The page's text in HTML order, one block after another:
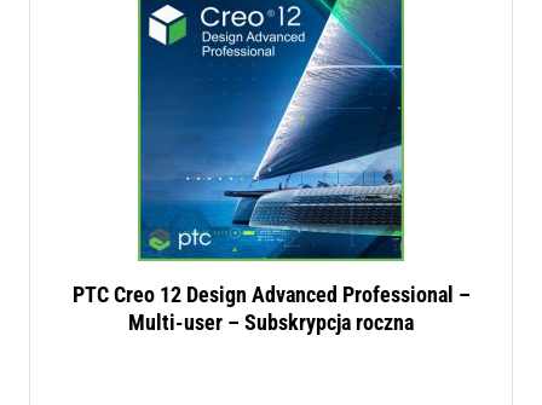
PTC Creo 12 Design Advanced Professional –
Multi-user – Subskrypcja roczna